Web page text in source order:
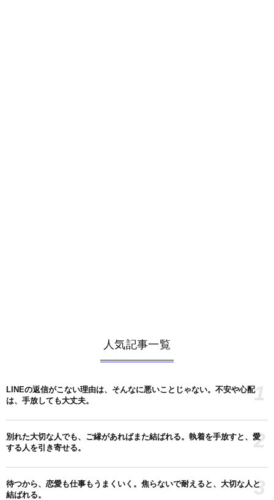
人気記事一覧
LINEの返信がこない理由は、そんなに悪いことじゃない。不安や心配
は、手放しても大丈夫。
1
別れた大切な人でも、ご縁があればまた結ばれる。執着を手放すと、愛
する人を引き寄せる。
2
待つから、恋愛も仕事もうまくいく。焦らないで耐えると、大切な人と
結ばれる。
3